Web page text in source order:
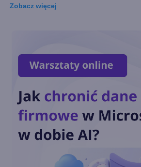
kładzie
Windows
Antywirusa"
Zobacz więcej